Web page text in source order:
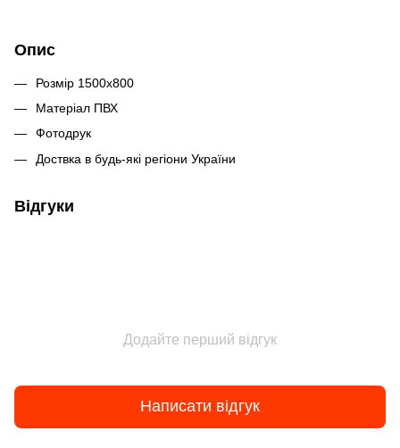
Опис
Розмір 1500х800
Матеріал ПВХ
Фотодрук
Доствка в будь-які регіони України
Відгуки
Додайте перший відгук
Написати відгук